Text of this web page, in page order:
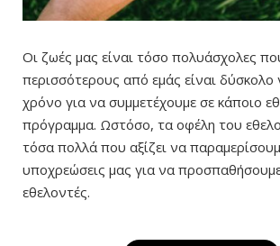
Οι ζωές μας είναι τόσο πολυάσχολες
περισσότερους από εμάς είναι
χρόνο για να συμμετέχουμε σε κάποιο
πρόγραμμα. Ωστόσο, τα οφέλη του
τόσα πολλά που αξίζει να
υποχρεώσεις μας για να
εθελοντές.